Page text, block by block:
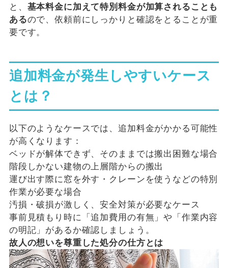
と、 基本料金に加えて特別料金が加算されることも
あるので、依頼前にしっかりと確認をとることが重
要です。
追加料金が発生しやすいケース
とは？
以下のようなケースでは、追加料金がかかる可能性
が高くなります：
ベッドが解体できず、そのままでは搬出困難な場合
階段しかない建物の上層階からの搬出
運び出す際に窓を外す・クレーンを使うなどの特別
作業が必要な場合
汚損・破損が激しく、安全対策が必要なケース
事前見積もり時に「追加費用の有無」や「作業内容
の明記」があるか確認しましょう。
故人の想いを尊重した処分の仕方とは